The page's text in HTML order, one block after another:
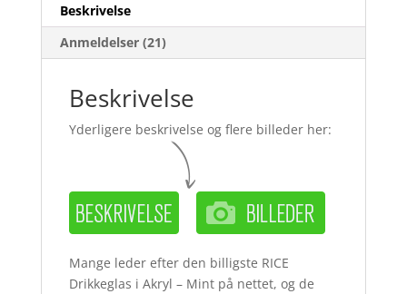
Beskrivelse
Anmeldelser (21)
Beskrivelse
Yderligere beskrivelse og flere billeder her:
Mange leder efter den billigste RICE
Drikkeglas i Akryl – Mint på nettet, og de